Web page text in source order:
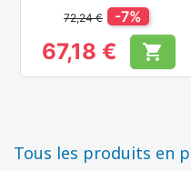
72,24 € -7%
Prix
67,18 € 
Tous les produits en